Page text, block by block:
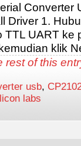
Converter
Driver 1.
TTL UART ke
klik
rest of this
usb,
labs